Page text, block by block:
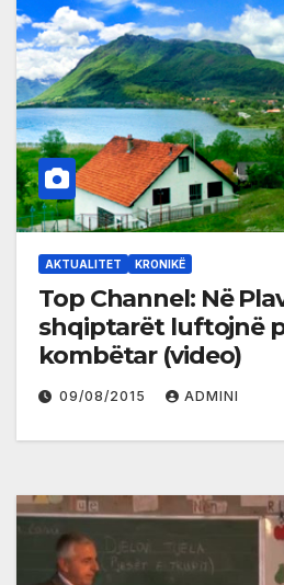
AKTUALITET KRONIKË
Top Channel: Në
shqiptarët luftojnë
kombëtar (video)
09/08/2015 ADMINI